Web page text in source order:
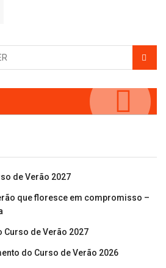
de Verão 2027
que floresce em compromisso –
de Verão 2027
do Curso de Verão 2026